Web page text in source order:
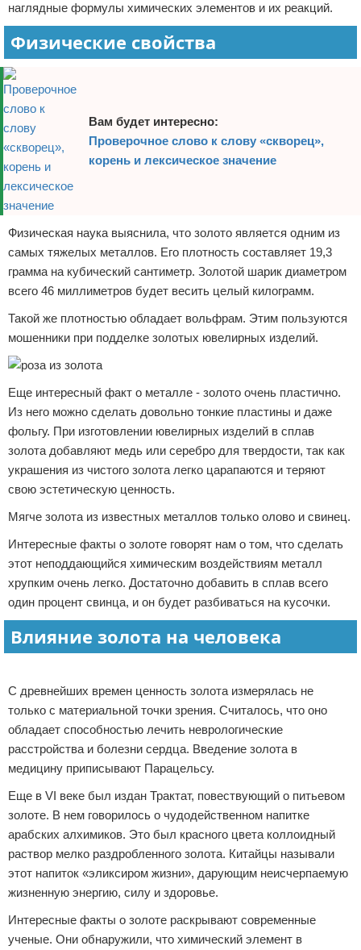
наглядные формулы химических элементов и их реакций.
Физические свойства
Вам будет интересно:
Проверочное слово к слову «скворец»,
корень и лексическое значение
Физическая наука выяснила, что золото является одним из
самых тяжелых металлов. Его плотность составляет 19,3
грамма на кубический сантиметр. Золотой шарик диаметром
всего 46 миллиметров будет весить целый килограмм.
Такой же плотностью обладает вольфрам. Этим пользуются
мошенники при подделке золотых ювелирных изделий.
Еще интересный факт о металле - золото очень пластично.
Из него можно сделать довольно тонкие пластины и даже
фольгу. При изготовлении ювелирных изделий в сплав
золота добавляют медь или серебро для твердости, так как
украшения из чистого золота легко царапаются и теряют
свою эстетическую ценность.
Мягче золота из известных металлов только олово и свинец.
Интересные факты о золоте говорят нам о том, что сделать
этот неподдающийся химическим воздействиям металл
хрупким очень легко. Достаточно добавить в сплав всего
один процент свинца, и он будет разбиваться на кусочки.
Влияние золота на человека
С древнейших времен ценность золота измерялась не
только с материальной точки зрения. Считалось, что оно
обладает способностью лечить неврологические
расстройства и болезни сердца. Введение золота в
медицину приписывают Парацельсу.
Еще в VI веке был издан Трактат, повествующий о питьевом
золоте. В нем говорилось о чудодейственном напитке
арабских алхимиков. Это был красного цвета коллоидный
раствор мелко раздробленного золота. Китайцы называли
этот напиток «эликсиром жизни», дарующим неисчерпаемую
жизненную энергию, силу и здоровье.
Интересные факты о золоте раскрывают современные
ученые. Они обнаружили, что химический элемент в